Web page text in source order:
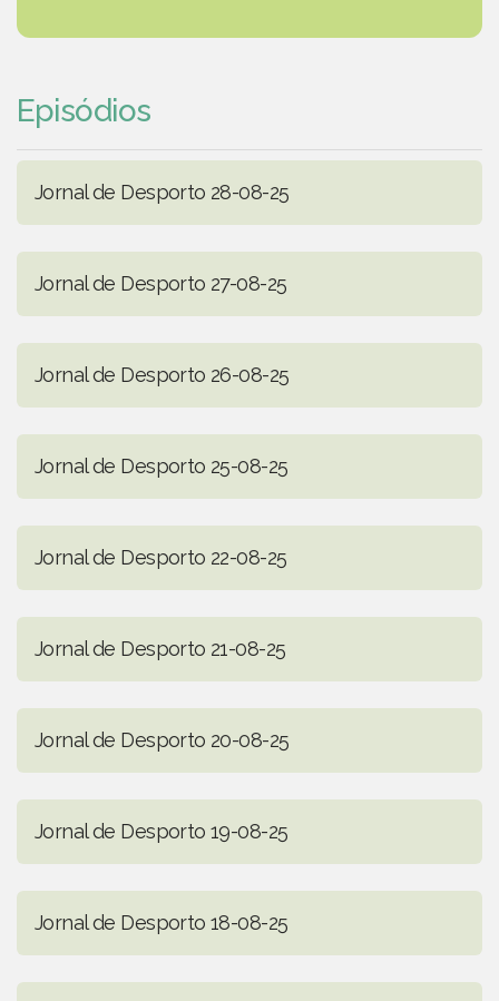
Episódios
Jornal de Desporto 28-08-25
Jornal de Desporto 27-08-25
Jornal de Desporto 26-08-25
Jornal de Desporto 25-08-25
Jornal de Desporto 22-08-25
Jornal de Desporto 21-08-25
Jornal de Desporto 20-08-25
Jornal de Desporto 19-08-25
Jornal de Desporto 18-08-25